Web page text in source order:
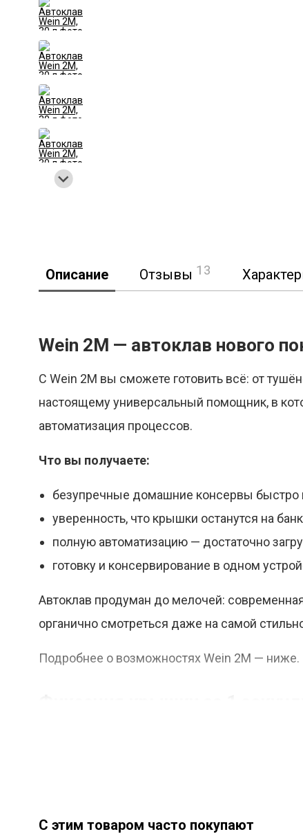
Описание Отзывы 13
Wein 2М — автоклав нового
С Wein 2М вы сможете готовить всё: от
настоящему универсальный помощник, в
автоматизация процессов.
Что вы получаете:
безупречные домашние консервы быстро
уверенность, что крышки останутся на
полную автоматизацию — достаточно
готовку и консервирование в одном
Автоклав продуман до мелочей:
органично смотреться даже на самой
Подробнее о возможностях Wein 2М — ниже.
Быстрая и надёжная фиксация —без
С этим товаром часто покупают